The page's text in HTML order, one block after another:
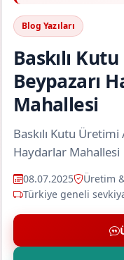
Blog Yazıları
Baskılı
Beypazarı
Mahallesi
Baskılı Kutu
Haydarlar Mahallesi
08.07.2025
Üretim
Türkiye geneli